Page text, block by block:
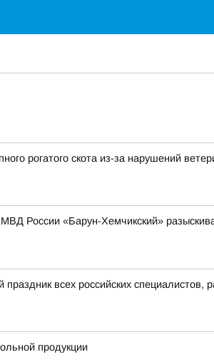
рогатого скота из-за нарушений
России «Барун-Хемчикский»
всех российских специалистов,
продукции